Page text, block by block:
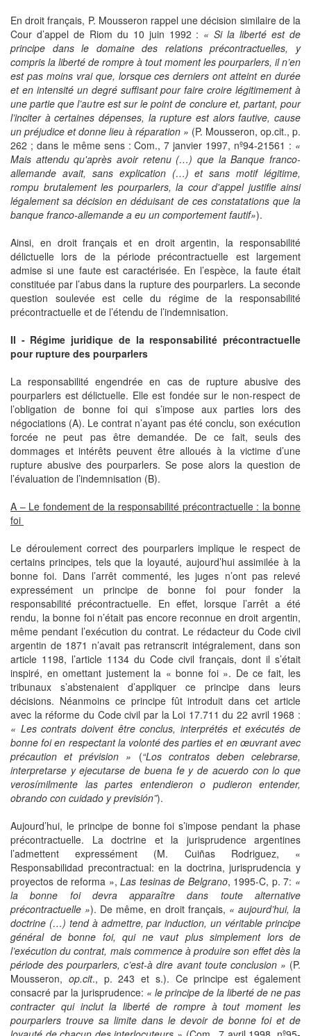
En droit français, P. Mousseron rappel une décision similaire de la
Cour d’appel de Riom du 10 juin 1992 : « Si la liberté est de
principe dans le domaine des relations précontractuelles, y
compris la liberté de rompre à tout moment les pourparlers, il n’en
est pas moins vrai que, lorsque ces derniers ont atteint en durée
et en intensité un degré suffisant pour faire croire légitimement à
une partie que l’autre est sur le point de conclure et, partant, pour
l’inciter à certaines dépenses, la rupture est alors fautive, cause
un préjudice et donne lieu à réparation » (P. Mousseron, op.cit., p.
262 ; dans le même sens : Com., 7 janvier 1997, nº94-21561 : «
Mais attendu qu'après avoir retenu (…) que la Banque franco-
allemande avait, sans explication (…) et sans motif légitime,
rompu brutalement les pourparlers, la cour d'appel justifie ainsi
légalement sa décision en déduisant de ces constatations que la
banque franco-allemande a eu un comportement fautif»).
Ainsi, en droit français et en droit argentin, la responsabilité
délictuelle lors de la période précontractuelle est largement
admise si une faute est caractérisée. En l’espèce, la faute était
constituée par l’abus dans la rupture des pourparlers. La seconde
question soulevée est celle du régime de la responsabilité
précontractuelle et de l’étendu de l’indemnisation.
II - Régime juridique de la responsabilité précontractuelle
pour rupture des pourparlers
La responsabilité engendrée en cas de rupture abusive des
pourparlers est délictuelle. Elle est fondée sur le non-respect de
l’obligation de bonne foi qui s’impose aux parties lors des
négociations (A). Le contrat n’ayant pas été conclu, son exécution
forcée ne peut pas être demandée. De ce fait, seuls des
dommages et intérêts peuvent être alloués à la victime d’une
rupture abusive des pourparlers. Se pose alors la question de
l’évaluation de l’indemnisation (B).
A – Le fondement de la responsabilité précontractuelle : la bonne
foi
Le déroulement correct des pourparlers implique le respect de
certains principes, tels que la loyauté, aujourd’hui assimilée à la
bonne foi. Dans l’arrêt commenté, les juges n’ont pas relevé
expressément un principe de bonne foi pour fonder la
responsabilité précontractuelle. En effet, lorsque l’arrêt a été
rendu, la bonne foi n’était pas encore reconnue en droit argentin,
même pendant l’exécution du contrat. Le rédacteur du Code civil
argentin de 1871 n’avait pas retranscrit intégralement, dans son
article 1198, l’article 1134 du Code civil français, dont il s’était
inspiré, en omettant justement la « bonne foi ». De ce fait, les
tribunaux s’abstenaient d’appliquer ce principe dans leurs
décisions. Néanmoins ce principe fût introduit dans cet article
avec la réforme du Code civil par la Loi 17.711 du 22 avril 1968 :
« Les contrats doivent être conclus, interprétés et exécutés de
bonne foi en respectant la volonté des parties et en œuvrant avec
précaution et prévision » (“Los contratos deben celebrarse,
interpretarse y ejecutarse de buena fe y de acuerdo con lo que
verosímilmente las partes entendieron o pudieron entender,
obrando con cuidado y previsión”).
Aujourd’hui, le principe de bonne foi s’impose pendant la phase
précontractuelle. La doctrine et la jurisprudence argentines
l’admettent expressément (M. Cuiñas Rodriguez, «
Responsabilidad precontractual: en la doctrina, jurisprudencia y
proyectos de reforma »,Las tesinas de Belgrano, 1995-C, p. 7: «
la bonne foi devra apparaître dans toute alternative
précontractuelle »). De même, en droit français, « aujourd’hui, la
doctrine (…) tend à admettre, par induction, un véritable principe
général de bonne foi, qui ne vaut plus simplement lors de
l’exécution du contrat, mais commence à produire son effet dès la
période des pourparlers, c’est-à dire avant toute conclusion » (P.
Mousseron, op.cit., p. 243 et s.). Ce principe est également
consacré par la jurisprudence: « le principe de la liberté de ne pas
contracter qui inclut la liberté de rompre à tout moment les
pourparlers trouve sa limite dans le devoir de bonne foi et de